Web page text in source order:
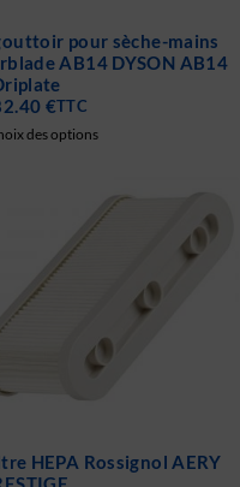
pour sèche-mains
AB14 DYSON AB14
€TTC
des options
HEPA Rossignol AERY